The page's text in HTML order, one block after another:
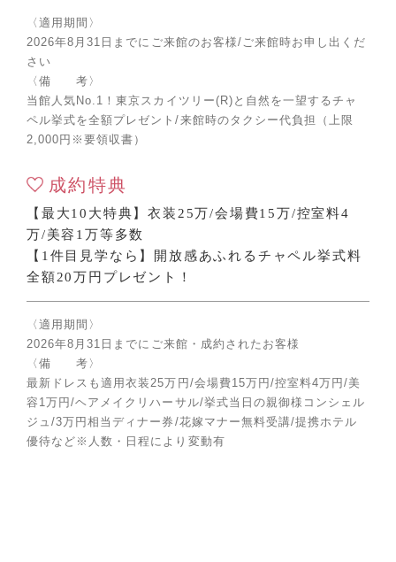
〈適用期間〉
2026年8月31日までにご来館のお客様/ご来館時お申し出くだ
さい
〈備 考〉
当館人気No.1！東京スカイツリー(R)と自然を一望するチャ
ペル挙式を全額プレゼント/来館時のタクシー代負担（上限
2,000円※要領収書）
成約特典
【最大10大特典】衣装25万/会場費15万/控室料4
万/美容1万等多数
【1件目見学なら】開放感あふれるチャペル挙式料
全額20万円プレゼント！
〈適用期間〉
2026年8月31日までにご来館・成約されたお客様
〈備 考〉
最新ドレスも適用衣装25万円/会場費15万円/控室料4万円/美
容1万円/ヘアメイクリハーサル/挙式当日の親御様コンシェル
ジュ/3万円相当ディナー券/花嫁マナー無料受講/提携ホテル
優待など※人数・日程により変動有